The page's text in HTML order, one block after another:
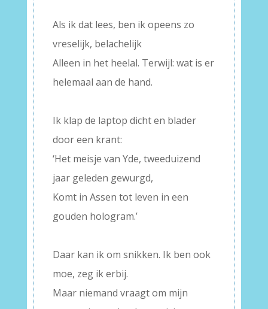
Als ik dat lees, ben ik opeens zo
vreselijk, belachelijk
Alleen in het heelal. Terwijl: wat is er
helemaal aan de hand.
Ik klap de laptop dicht en blader
door een krant:
‘Het meisje van Yde, tweeduizend
jaar geleden gewurgd,
Komt in Assen tot leven in een
gouden hologram.’
Daar kan ik om snikken. Ik ben ook
moe, zeg ik erbij.
Maar niemand vraagt om mijn